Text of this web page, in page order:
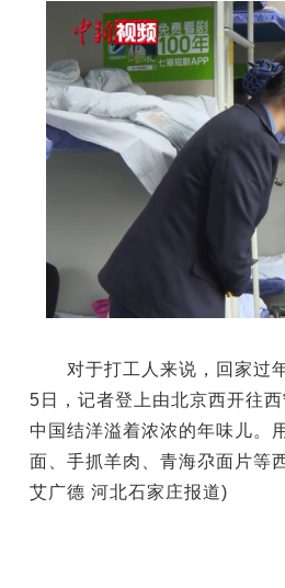
对于打工人来说，回家过年
5日，记者登上由北京西开往
中国结洋溢着浓浓的年味儿。
面、手抓羊肉、青海尕面片等
艾广德 河北石家庄报道)